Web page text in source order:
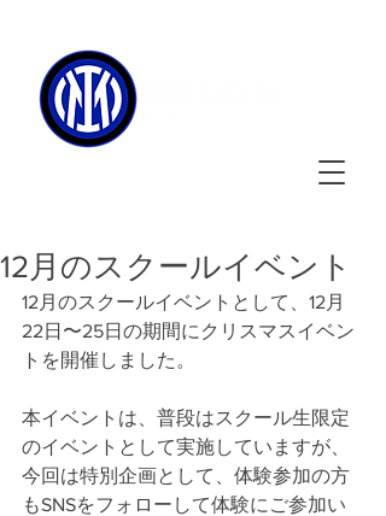
12月のスクールイベント
12月のスクールイベントとして、12月
22日〜25日の期間にクリスマスイベン
トを開催しました。
本イベントは、普段はスクール生限定
のイベントとして実施していますが、
今回は特別企画として、体験参加の方
もSNSをフォローして体験にご参加い